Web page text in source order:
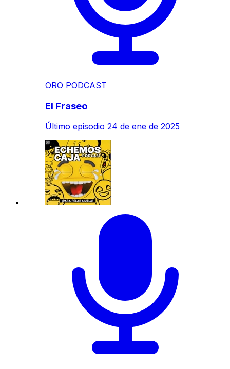
ORO PODCAST
El Fraseo
Último episodio 24 de ene de 2025